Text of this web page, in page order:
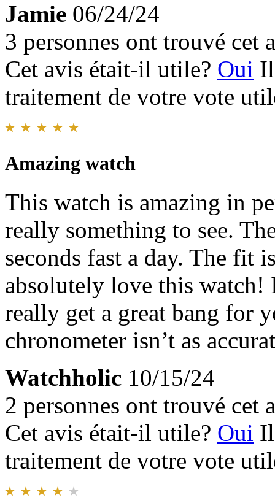
Jamie 06/24/24
3 personnes ont trouvé cet
Cet avis était-il utile? Oui
traitement de votre vote
Amazing watch
This watch is amazing in
really something to see.
seconds fast a day. The
absolutely love this watch!
really get a great bang for
chronometer isn’t as
Watchholic 10/15/24
2 personnes ont trouvé cet
Cet avis était-il utile? Oui
traitement de votre vote